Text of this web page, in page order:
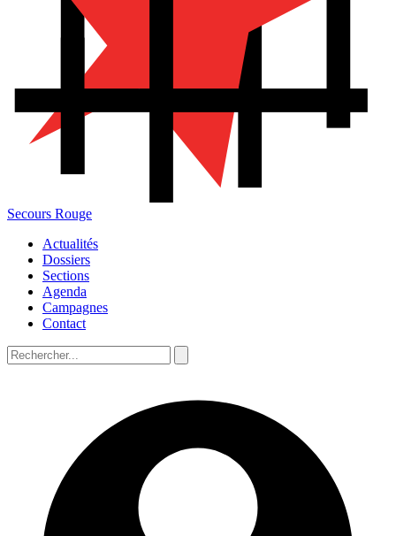
Secours Rouge
Actualités
Dossiers
Sections
Agenda
Campagnes
Contact